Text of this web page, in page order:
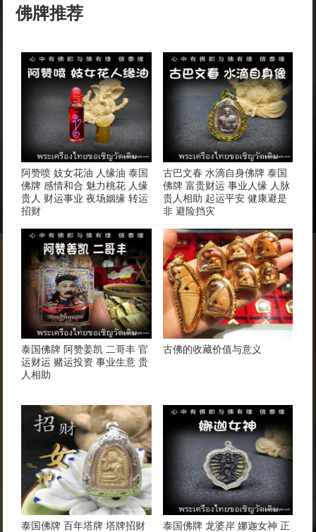
佛牌推荐
阿赞喷 妓女花油 人缘油 泰国
佛牌 感情和合 魅力桃花 人缘
贵人 财运事业 夜场姻缘 转运
招财
古巴文春 水滴自身佛牌 泰国
佛牌 富贵财运 事业人缘 人脉
贵人相助 起运平安 健康避是
非 避险挡灾
泰国佛牌 阿赞姜凯 二哥丰 官
运财运 赌运投资 事业生意 贵
人相助
古佛的收藏价值与意义
泰国佛牌 百年塔牌 塔牌招财
泰国佛牌 龙婆岸 娜迦女神 正